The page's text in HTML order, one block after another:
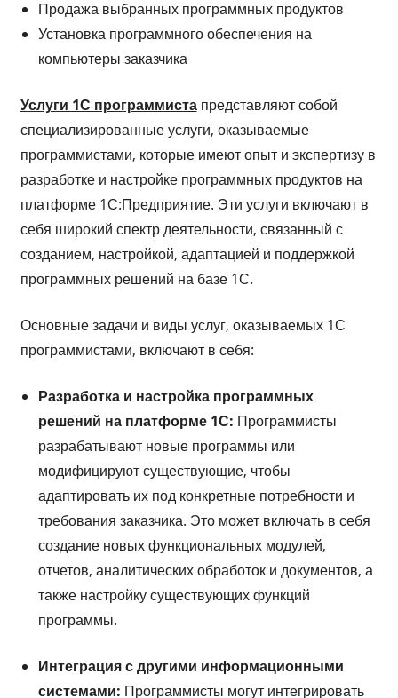
Продажа выбранных программных продуктов
Установка программного обеспечения на
компьютеры заказчика
Услуги 1С программистапредставляют собой
специализированные услуги, оказываемые
программистами, которые имеют опыт и экспертизу в
разработке и настройке программных продуктов на
платформе 1С:Предприятие. Эти услуги включают в
себя широкий спектр деятельности, связанный с
созданием, настройкой, адаптацией и поддержкой
программных решений на базе 1С.
Основные задачи и виды услуг, оказываемых 1С
программистами, включают в себя:
Разработка и настройка программных
решений на платформе 1С: Программисты
разрабатывают новые программы или
модифицируют существующие, чтобы
адаптировать их под конкретные потребности и
требования заказчика. Это может включать в себя
создание новых функциональных модулей,
отчетов, аналитических обработок и документов, а
также настройку существующих функций
программы.
Интеграция с другими информационными
системами: Программисты могут интегрировать